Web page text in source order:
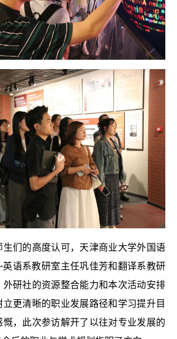
们的高度认可，天津商业大学外国语
语系教研室主任巩佳芳和翻译系教研
研社的资源整合能力和本次活动安排
更清晰的职业发展路径和学习提升目
，此次参访解开了以往对专业发展的